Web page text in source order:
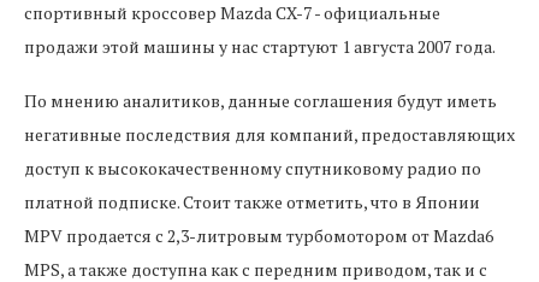
спортивный кроссовер Mazda CX-7 - официальные
продажи этой машины у нас стартуют 1 августа 2007 года.
По мнению аналитиков, данные соглашения будут иметь
негативные последствия для компаний, предоставляющих
доступ к высококачественному спутниковому радио по
платной подписке. Стоит также отметить, что в Японии
MPV продается с 2,3-литровым турбомотором от Mazda6
MPS, а также доступна как с передним приводом, так и с